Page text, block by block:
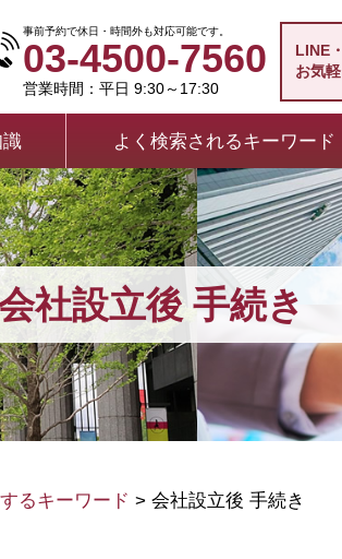
社設立後 手続き
事前予約で休日・時間外も対応可能です。
03-4500-7560
営業時間：平日 9:30～17:30
LINE
お気
よく検索されるキーワード
るキーワード > 会社設立後 手続き